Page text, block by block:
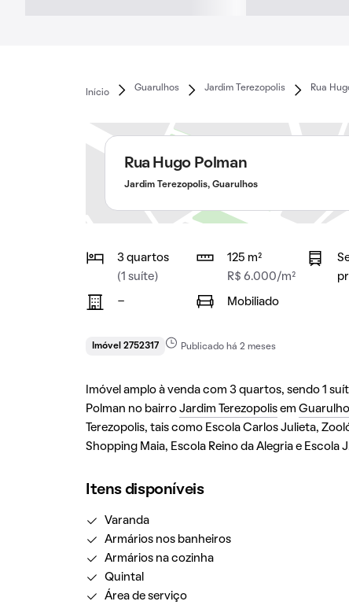
Início
Guarulhos Jardim Terezopolis Rua
Rua Hugo Polman
Jardim Terezopolis, Guarulhos
3 quartos
(1 suíte)
125 m²
R$ 6.000/m²
- Mobiliado
Imóvel 2752317 Publicado há 2 meses
Imóvel amplo à venda com 3 quartos, sendo 1
Polman no bairro Jardim Terezopolisem
Terezopolis, tais como Escola Carlos Julieta,
Shopping Maia, Escola Reino da Alegria e Escola
Itens disponíveis
Varanda
Armários nos banheiros
Armários na cozinha
Quintal
Área de serviço